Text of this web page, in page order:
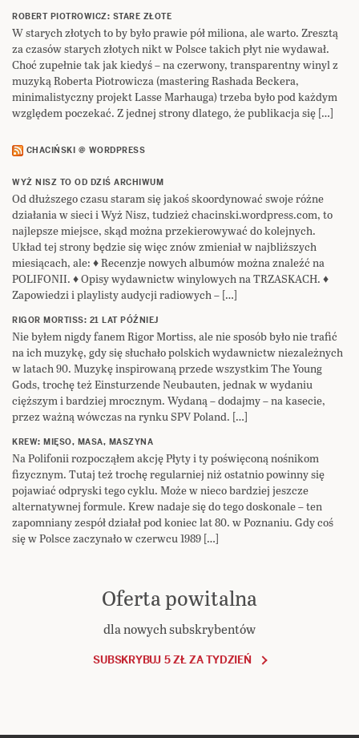
ROBERT PIOTROWICZ: STARE ZŁOTE
W starych złotych to by było prawie pół miliona, ale warto. Zresztą
za czasów starych złotych nikt w Polsce takich płyt nie wydawał.
Choć zupełnie tak jak kiedyś – na czerwony, transparentny winyl z
muzyką Roberta Piotrowicza (mastering Rashada Beckera,
minimalistyczny projekt Lasse Marhauga) trzeba było pod każdym
względem poczekać. Z jednej strony dlatego, że publikacja się […]
CHACIŃSKI @ WORDPRESS
WYŻ NISZ TO OD DZIŚ ARCHIWUM
Od dłuższego czasu staram się jakoś skoordynować swoje różne
działania w sieci i Wyż Nisz, tudzież chacinski.wordpress.com, to
najlepsze miejsce, skąd można przekierowywać do kolejnych.
Układ tej strony będzie się więc znów zmieniał w najbliższych
miesiącach, ale: ♦ Recenzje nowych albumów można znaleźć na
POLIFONII. ♦ Opisy wydawnictw winylowych na TRZASKACH. ♦
Zapowiedzi i playlisty audycji radiowych – […]
RIGOR MORTISS: 21 LAT PÓŹNIEJ
Nie byłem nigdy fanem Rigor Mortiss, ale nie sposób było nie trafić
na ich muzykę, gdy się słuchało polskich wydawnictw niezależnych
w latach 90. Muzykę inspirowaną przede wszystkim The Young
Gods, trochę też Einsturzende Neubauten, jednak w wydaniu
cięższym i bardziej mrocznym. Wydaną – dodajmy – na kasecie,
przez ważną wówczas na rynku SPV Poland. […]
KREW: MIĘSO, MASA, MASZYNA
Na Polifonii rozpocząłem akcję Płyty i ty poświęconą nośnikom
fizycznym. Tutaj też trochę regularniej niż ostatnio powinny się
pojawiać odpryski tego cyklu. Może w nieco bardziej jeszcze
alternatywnej formule. Krew nadaje się do tego doskonale – ten
zapomniany zespół działał pod koniec lat 80. w Poznaniu. Gdy coś
się w Polsce zaczynało w czerwcu 1989 […]
Oferta powitalna
dla nowych subskrybentów
SUBSKRYBUJ 5 ZŁ ZA TYDZIEŃ